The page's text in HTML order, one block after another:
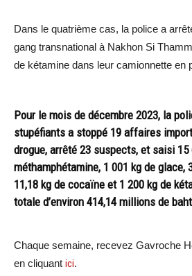
Dans le quatrième cas, la police a
gang transnational à Nakhon Si
de kétamine dans leur camionnette en
Pour le mois de décembre 2023, la
stupéfiants a stoppé 19 affaires
drogue, arrêté 23 suspects, et saisi
méthamphétamine, 1 001 kg de glace,
11,18 kg de cocaïne et 1 200 kg de
totale d’environ 414,14 millions de
Chaque semaine, recevez Gavroche
en cliquant ici.